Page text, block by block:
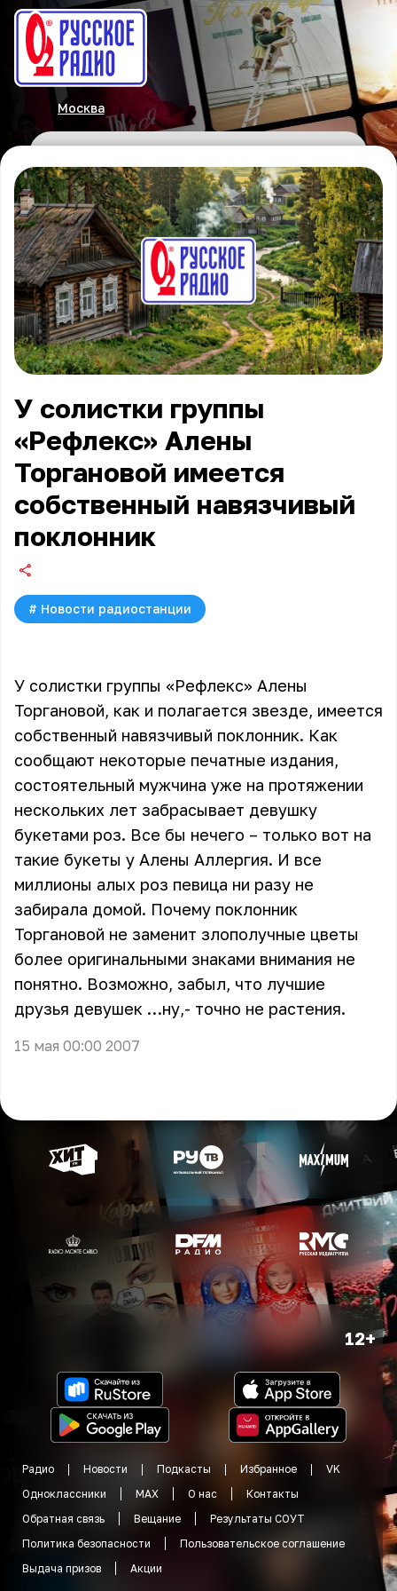
Москва
У солистки группы
«Рефлекс» Алены
Торгановой имеется
собственный навязчивый
поклонник
# Новости радиостанции
У солистки группы «Рефлекс» Алены
Торгановой, как и полагается звезде, имеется
собственный навязчивый поклонник. Как
сообщают некоторые печатные издания,
состоятельный мужчина уже на протяжении
нескольких лет забрасывает девушку
букетами роз. Все бы нечего – только вот на
такие букеты у Алены Аллергия. И все
миллионы алых роз певица ни разу не
забирала домой. Почему поклонник
Торгановой не заменит злополучные цветы
более оригинальными знаками внимания не
понятно. Возможно, забыл, что лучшие
друзья девушек …ну,- точно не растения.
15 мая 00:00 2007
12+
Радио Новости Подкасты Избранное
VK
Одноклассники
MAX О нас
Контакты
Обратная связь
Вещание
Результаты СОУТ
Политика безопасности
Пользовательское соглашение
Выдача призов
Акции